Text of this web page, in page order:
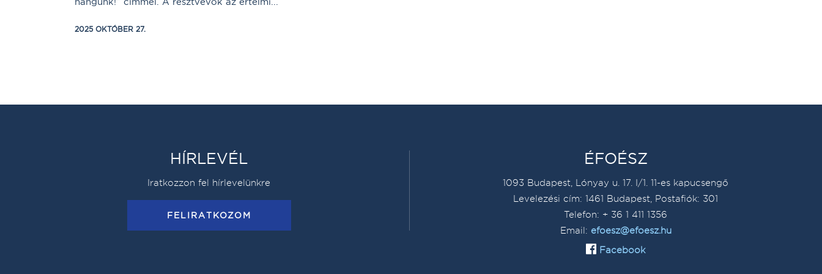
2025 OKTÓBER 27.
HÍRLEVÉL
Iratkozzon fel hírlevelünkre
FELIRATKOZOM
ÉFOÉSZ
1093 Budapest, Lónyay u. 17. I/1. 11-es kapucsengő
Levelezési cím: 1461 Budapest, Postafiók: 301
Telefon: + 36 1 411 1356
Email: efoesz@efoesz.hu
Facebook